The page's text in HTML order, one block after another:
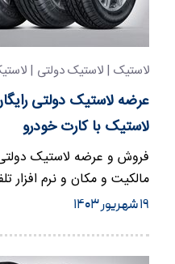
لاستیک | لاستیک دولتی |
مجانی
عرضه لاستیک دولتی
لاستیک با کارت خودرو
فروش و عرضه لاستیک دولتی
مالکیت و مکان و نرم افزار
و موتور امکان…
۱۹ شهریور ۱۴۰۳